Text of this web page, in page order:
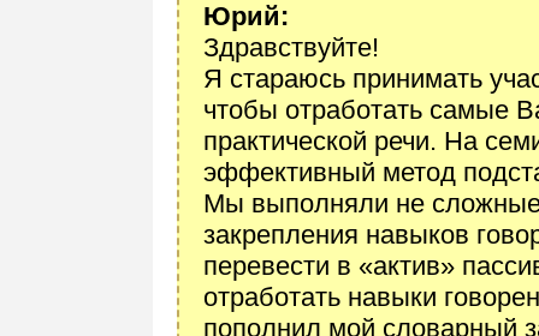
Юрий:
Здравствуйте!
Я стараюсь принимать
чтобы отработать самые
практической речи. На
эффективный метод
Мы выполняли не
закрепления навыков
перевести в «актив»
отработать навыки
пополнил мой словарный